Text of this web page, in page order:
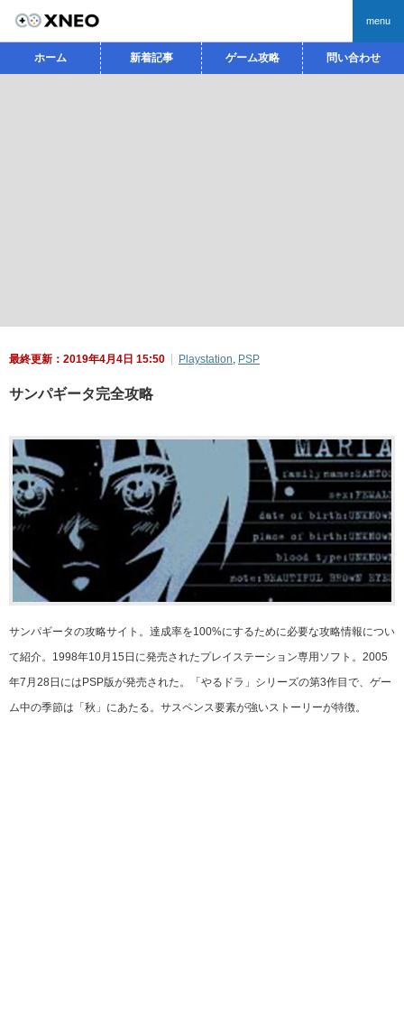
menu
ホーム 新着記事 ゲーム攻略 問い合わせ
最終更新：2019年4月4日 15:50 Playstation, PSP
サンパギータ完全攻略
サンパギータの攻略サイト。達成率を100%にするために必要な攻略情報につい
て紹介。1998年10月15日に発売されたプレイステーション専用ソフト。2005
年7月28日にはPSP版が発売された。「やるドラ」シリーズの第3作目で、ゲー
ム中の季節は「秋」にあたる。サスペンス要素が強いストーリーが特徴。